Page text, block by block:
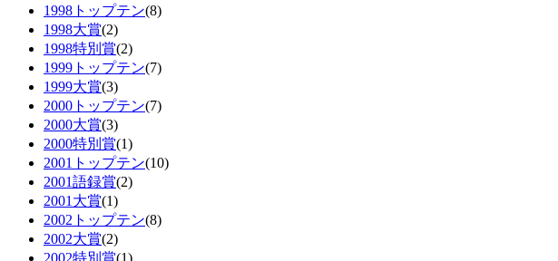
1998トップテン(8)
1998大賞(2)
1998特別賞(2)
1999トップテン(7)
1999大賞(3)
2000トップテン(7)
2000大賞(3)
2000特別賞(1)
2001トップテン(10)
2001語録賞(2)
2001大賞(1)
2002トップテン(8)
2002大賞(2)
2002特別賞(1)